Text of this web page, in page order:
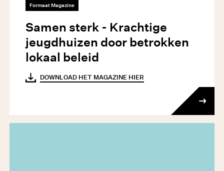
Formaat Magazine
Samen sterk - Krachtige
jeugdhuizen door betrokken
lokaal beleid
DOWNLOAD HET MAGAZINE HIER